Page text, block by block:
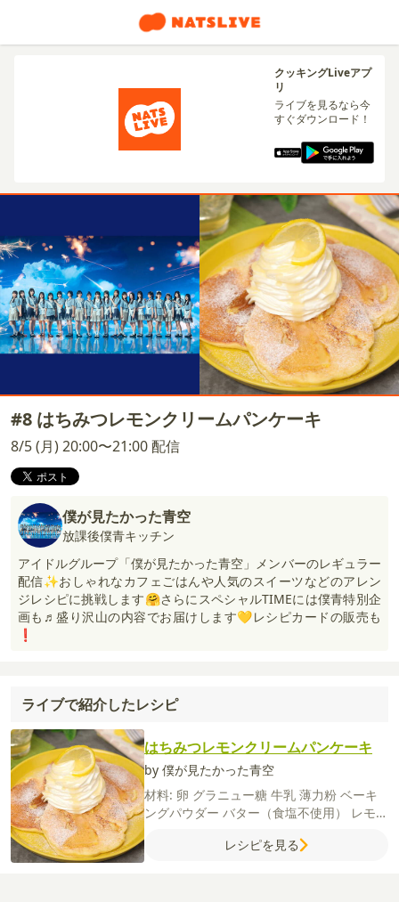
クッキングLiveアプ
リ
ライブを見るなら今
すぐダウンロード！
#8 はちみつレモンクリームパンケーキ
8/5 (月) 20:00〜21:00 配信
僕が見たかった青空
放課後僕青キッチン
アイドルグループ「僕が見たかった青空」メンバーのレギュラー
配信✨おしゃれなカフェごはんや人気のスイーツなどのアレン
ジレシピに挑戦します🤗さらにスペシャルTIMEには僕青特別企
画も♬盛り沢山の内容でお届けします💛レシピカードの販売も
❗️
ライブで紹介したレシピ
はちみつレモンクリームパンケーキ
by 僕が見たかった青空
材料: 卵 グラニュー糖 牛乳 薄力粉 ベーキ
ングパウダー バター（食塩不使用）
レモン
グラニュー糖溶けない粉糖
レシピを見る